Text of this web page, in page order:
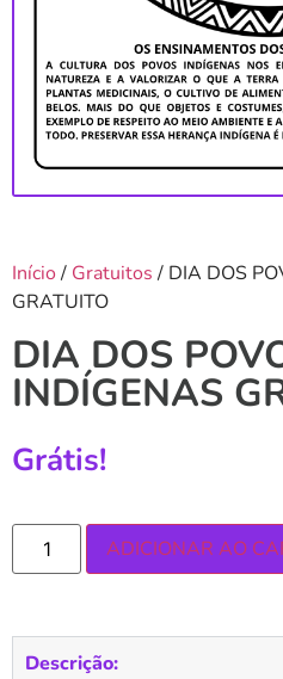
Início/ Gratuitos / DIA DOS
GRATUITO
DIA DOS
INDÍGENAS
Grátis!
ADICIONAR AO
Descrição: